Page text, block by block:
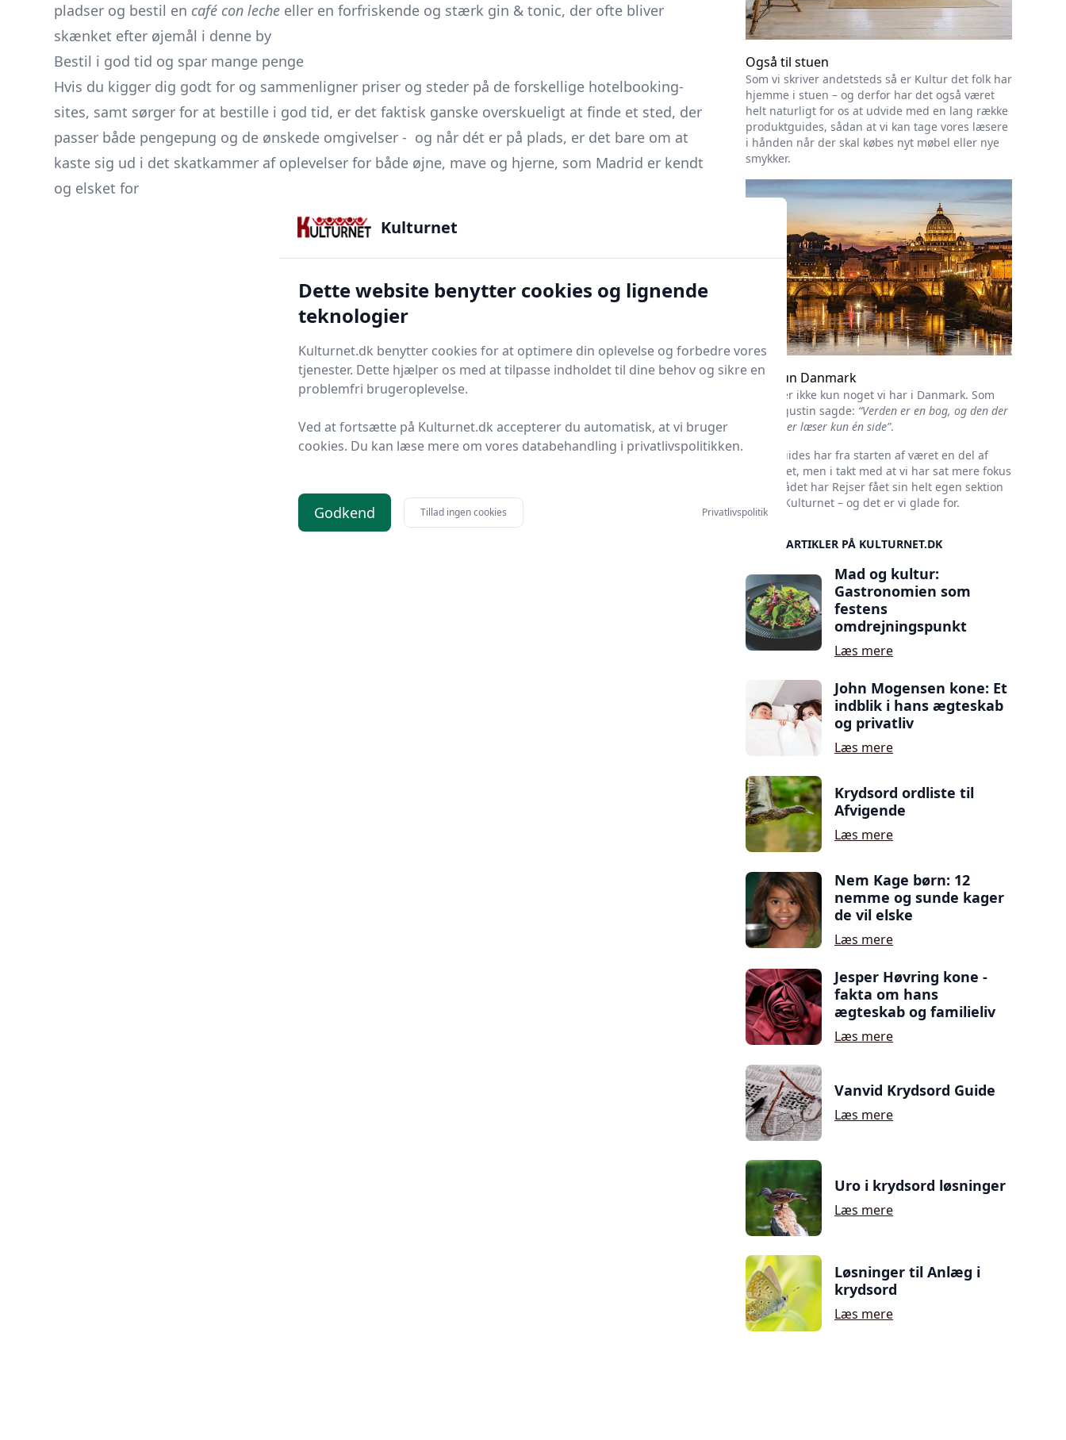
pladser og bestil en café con leche eller en forfriskende og stærk gin & tonic, der ofte bliver
skænket efter øjemål i denne by
Bestil i god tid og spar mange penge
Hvis du kigger dig godt for og sammenligner priser og steder på de forskellige hotelbooking-
sites, samt sørger for at bestille i god tid, er det faktisk ganske overskueligt at finde et sted, der
passer både pengepung og de ønskede omgivelser - og når dét er på plads, er det bare om at
kaste sig ud i det skatkammer af oplevelser for både øjne, mave og hjerne, som Madrid er kendt
og elsket for
Også til stuen
Som vi skriver andetsteds så er Kultur det folk har
hjemme i stuen – og derfor har det også været
helt naturligt for os at udvide med en lang række
produktguides, sådan at vi kan tage vores læsere
i hånden når der skal købes nyt møbel eller nye
smykker.
Ikke kun Danmark
Kultur er ikke kun noget vi har i Danmark. Som
Skt. Augustin sagde: “Verden er en bog, og den der
ikke rejser læser kun én side”.
Rejseguides har fra starten af været en del af
Kulturnet, men i takt med at vi har sat mere fokus
på området har Rejser fået sin helt egen sektion
her på Kulturnet – og det er vi glade for.
SIDSTE ARTIKLER PÅ KULTURNET.DK
Mad og kultur:
Gastronomien som
festens
omdrejningspunkt
Læs mere
John Mogensen kone: Et
indblik i hans ægteskab
og privatliv
Læs mere
Krydsord ordliste til
Afvigende
Læs mere
Nem Kage børn: 12
nemme og sunde kager
de vil elske
Læs mere
Jesper Høvring kone -
fakta om hans
ægteskab og familieliv
Læs mere
Vanvid Krydsord Guide
Læs mere
Uro i krydsord løsninger
Læs mere
Løsninger til Anlæg i
krydsord
Læs mere
Kulturnet
Dette website benytter cookies og lignende
teknologier
Kulturnet.dk benytter cookies for at optimere din oplevelse og forbedre vores
tjenester. Dette hjælper os med at tilpasse indholdet til dine behov og sikre en
problemfri brugeroplevelse.
Ved at fortsætte på Kulturnet.dk accepterer du automatisk, at vi bruger
cookies. Du kan læse mere om vores databehandling i privatlivspolitikken.
Godkend Tillad ingen cookies Privatlivspolitik